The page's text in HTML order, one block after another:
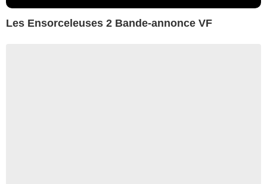
Les Ensorceleuses 2 Bande-annonce VF